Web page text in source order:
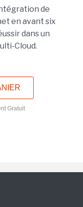
de
en avant six
dans un
Cloud.
Gratuit